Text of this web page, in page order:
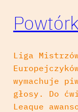
Liga
wymachuje
głosy. Do
Leaque